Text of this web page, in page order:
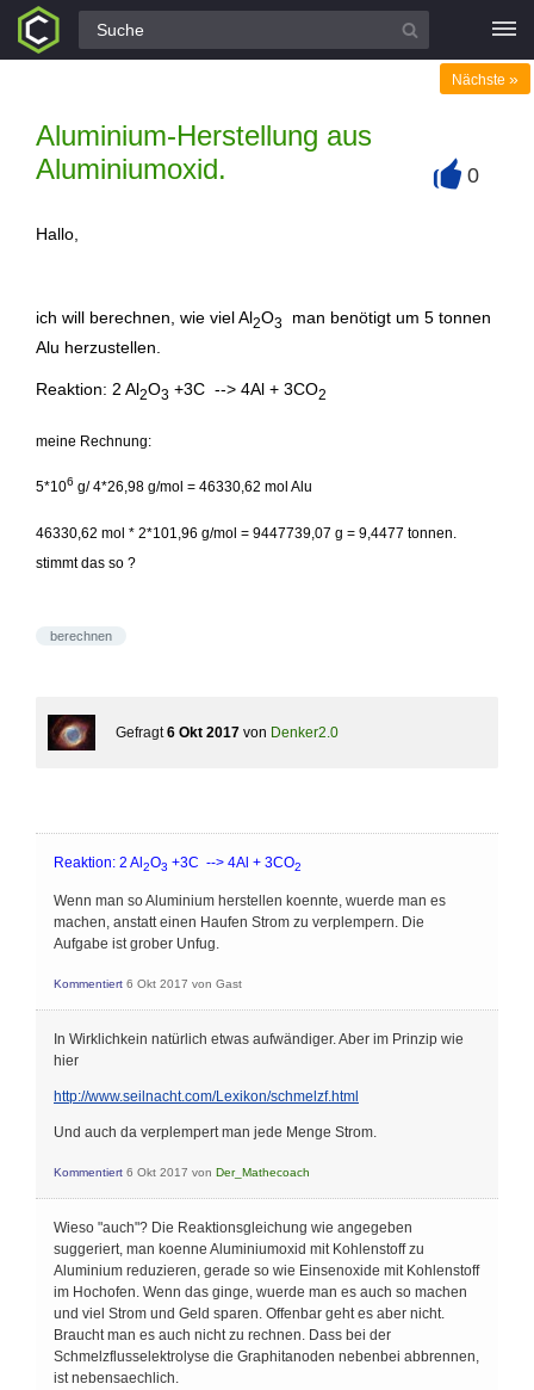
Alle Fragen
Aluminium-Herstellung aus
Aluminiumoxid.
Nächste »
0
Hallo,
ich will berechnen, wie viel Al2O3
man benötigt um 5 tonnen
Alu herzustellen.
Reaktion: 2 Al2O3 +3C --> 4Al + 3CO2
meine Rechnung:
5*106 g/ 4*26,98 g/mol = 46330,62 mol Alu
46330,62 mol * 2*101,96 g/mol = 9447739,07 g = 9,4477 tonnen.
stimmt das so ?
berechnen
Gefragt 6 Okt 2017 von Denker2.0
Reaktion: 2 Al2O3 +3C --> 4Al + 3CO2
Wenn man so Aluminium herstellen koennte, wuerde man es
machen, anstatt einen Haufen Strom zu verplempern. Die
Aufgabe ist grober Unfug.
Kommentiert 6 Okt 2017 von Gast
In Wirklichkein natürlich etwas aufwändiger. Aber im Prinzip wie
hier
http://www.seilnacht.com/Lexikon/schmelzf.html
Und auch da verplempert man jede Menge Strom.
Kommentiert 6 Okt 2017 von Der_Mathecoach
Wieso "auch"? Die Reaktionsgleichung wie angegeben
suggeriert, man koenne Aluminiumoxid mit Kohlenstoff zu
Aluminium reduzieren, gerade so wie Einsenoxide mit Kohlenstoff
im Hochofen. Wenn das ginge, wuerde man es auch so machen
und viel Strom und Geld sparen. Offenbar geht es aber nicht.
Braucht man es auch nicht zu rechnen. Dass bei der
Schmelzflusselektrolyse die Graphitanoden nebenbei abbrennen,
ist nebensaechlich.